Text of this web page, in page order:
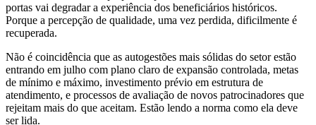
portas vai degradar a experiência dos beneficiários históricos.
Porque a percepção de qualidade, uma vez perdida, dificilmente é
recuperada.
Não é coincidência que as autogestões mais sólidas do setor estão
entrando em julho com plano claro de expansão controlada, metas
de mínimo e máximo, investimento prévio em estrutura de
atendimento, e processos de avaliação de novos patrocinadores que
rejeitam mais do que aceitam. Estão lendo a norma como ela deve
ser lida.